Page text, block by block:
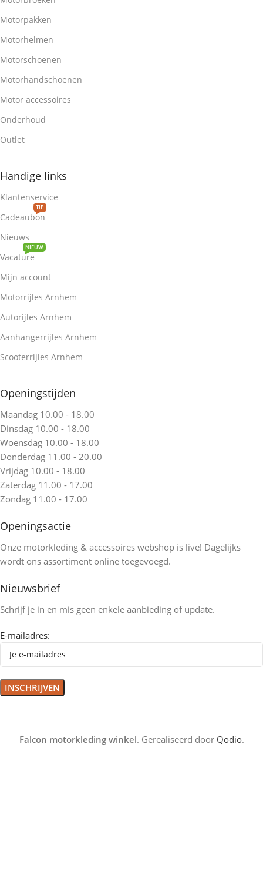
Motorpakken
Motorhelmen
Motorschoenen
Motorhandschoenen
Motor accessoires
Onderhoud
Outlet
Handige links
Klantenservice
Cadeaubon
TIP
Nieuws
Vacature
NIEUW
Mijn account
Motorrijles Arnhem
Autorijles Arnhem
Aanhangerrijles Arnhem
Scooterrijles Arnhem
Openingstijden
Maandag 10.00 - 18.00
Dinsdag 10.00 - 18.00
Woensdag 10.00 - 18.00
Donderdag 11.00 - 20.00
Vrijdag 10.00 - 18.00
Zaterdag 11.00 - 17.00
Zondag 11.00 - 17.00
Openingsactie
Onze motorkleding & accessoires webshop is live! Dagelijks
wordt ons assortiment online toegevoegd.
Nieuwsbrief
Schrijf je in en mis geen enkele aanbieding of update.
E-mailadres:
Falcon motorkleding winkel. Gerealiseerd door Qodio.